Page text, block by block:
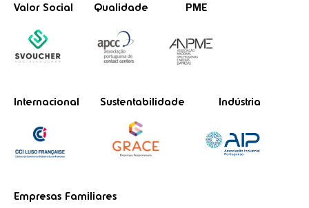
Valor Social Qualidade PME
Internacional Sustentabilidade Indústria
Empresas Familiares